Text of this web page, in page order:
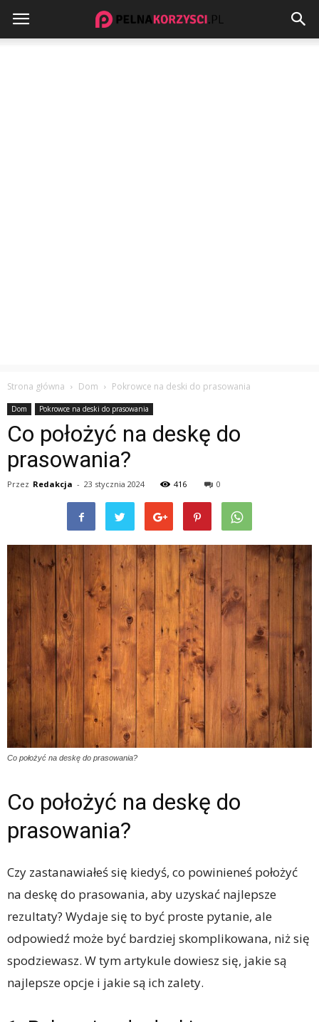
Strona główna Dom Pokrowce na deski do prasowania
Dom Pokrowce na deski do prasowania
Co położyć na deskę do
prasowania?
Przez Redakcja - 23 stycznia 2024 416 0
Co położyć na deskę do prasowania?
Co położyć na deskę do
prasowania?
Czy zastanawiałeś się kiedyś, co powinieneś położyć
na deskę do prasowania, aby uzyskać najlepsze
rezultaty? Wydaje się to być proste pytanie, ale
odpowiedź może być bardziej skomplikowana, niż się
spodziewasz. W tym artykule dowiesz się, jakie są
najlepsze opcje i jakie są ich zalety.